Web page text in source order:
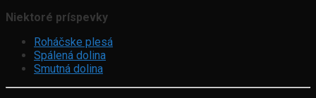
Niektoré príspevky
Roháčske plesá
Spálená dolina
Smutná dolina